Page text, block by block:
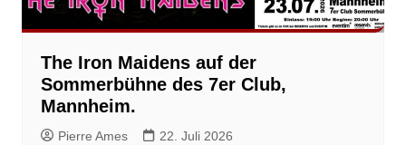
The Iron Maidens auf der
Sommerbühne des 7er Club,
Mannheim.
Pierre Ames 22. Juli 2026